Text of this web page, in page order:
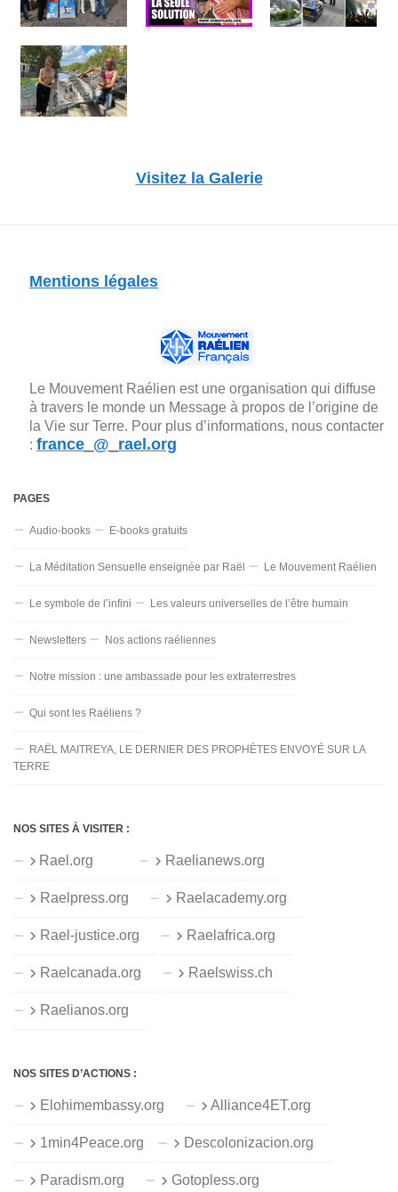
Visitez la Galerie
Mentions légales
Le Mouvement Raélien est une organisation qui diffuse
à travers le monde un Message à propos de l’origine de
la Vie sur Terre. Pour plus d’informations, nous contacter
: france_@_rael.org
PAGES
Audio-books E-books gratuits
La Méditation Sensuelle enseignée par Raël Le Mouvement Raélien
Le symbole de l’infini Les valeurs universelles de l’être humain
Newsletters Nos actions raéliennes
Notre mission : une ambassade pour les extraterrestres
Qui sont les Raéliens ?
RAËL MAITREYA, LE DERNIER DES PROPHÈTES ENVOYÉ SUR LA
TERRE
NOS SITES À VISITER :
Rael.org Raelianews.org
Raelpress.org Raelacademy.org
Rael-justice.org Raelafrica.org
Raelcanada.org Raelswiss.ch
Raelianos.org
NOS SITES D’ACTIONS :
Elohimembassy.org Alliance4ET.org
1min4Peace.org Descolonizacion.org
Paradism.org Gotopless.org